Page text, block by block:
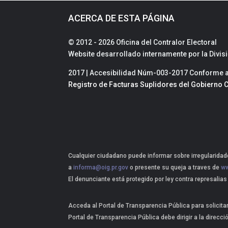
ACERCA DE ESTA PÁGINA
© 2012 - 2026 Oficina del Contralor Electoral
Website desarrollado internamente por la
2017 | Accesibilidad Núm-003-2017 Conforme
Registro de Facturas Suplidores del Gobierno
Cualquier ciudadano puede informar sobre
ainforma@oig.pr.gov o presente su queja a traves de
El denunciante está protegido por ley contra represalias
Acceda al Portal de Transparencia Pública para
Portal de Transparencia Pública debe dirigir a la